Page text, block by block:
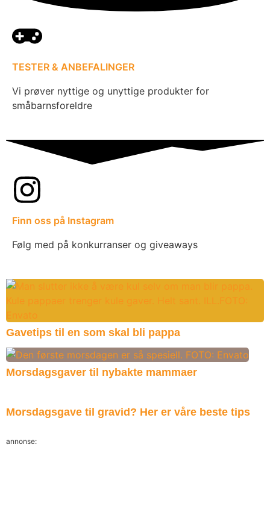
TESTER & ANBEFALINGER
Vi prøver nyttige og unyttige produkter for
småbarnsforeldre
Finn oss på Instagram
Følg med på konkurranser og giveaways
Gavetips til en som skal bli pappa
Morsdagsgaver til nybakte mammaer
Morsdagsgave til gravid? Her er våre beste tips
annonse: